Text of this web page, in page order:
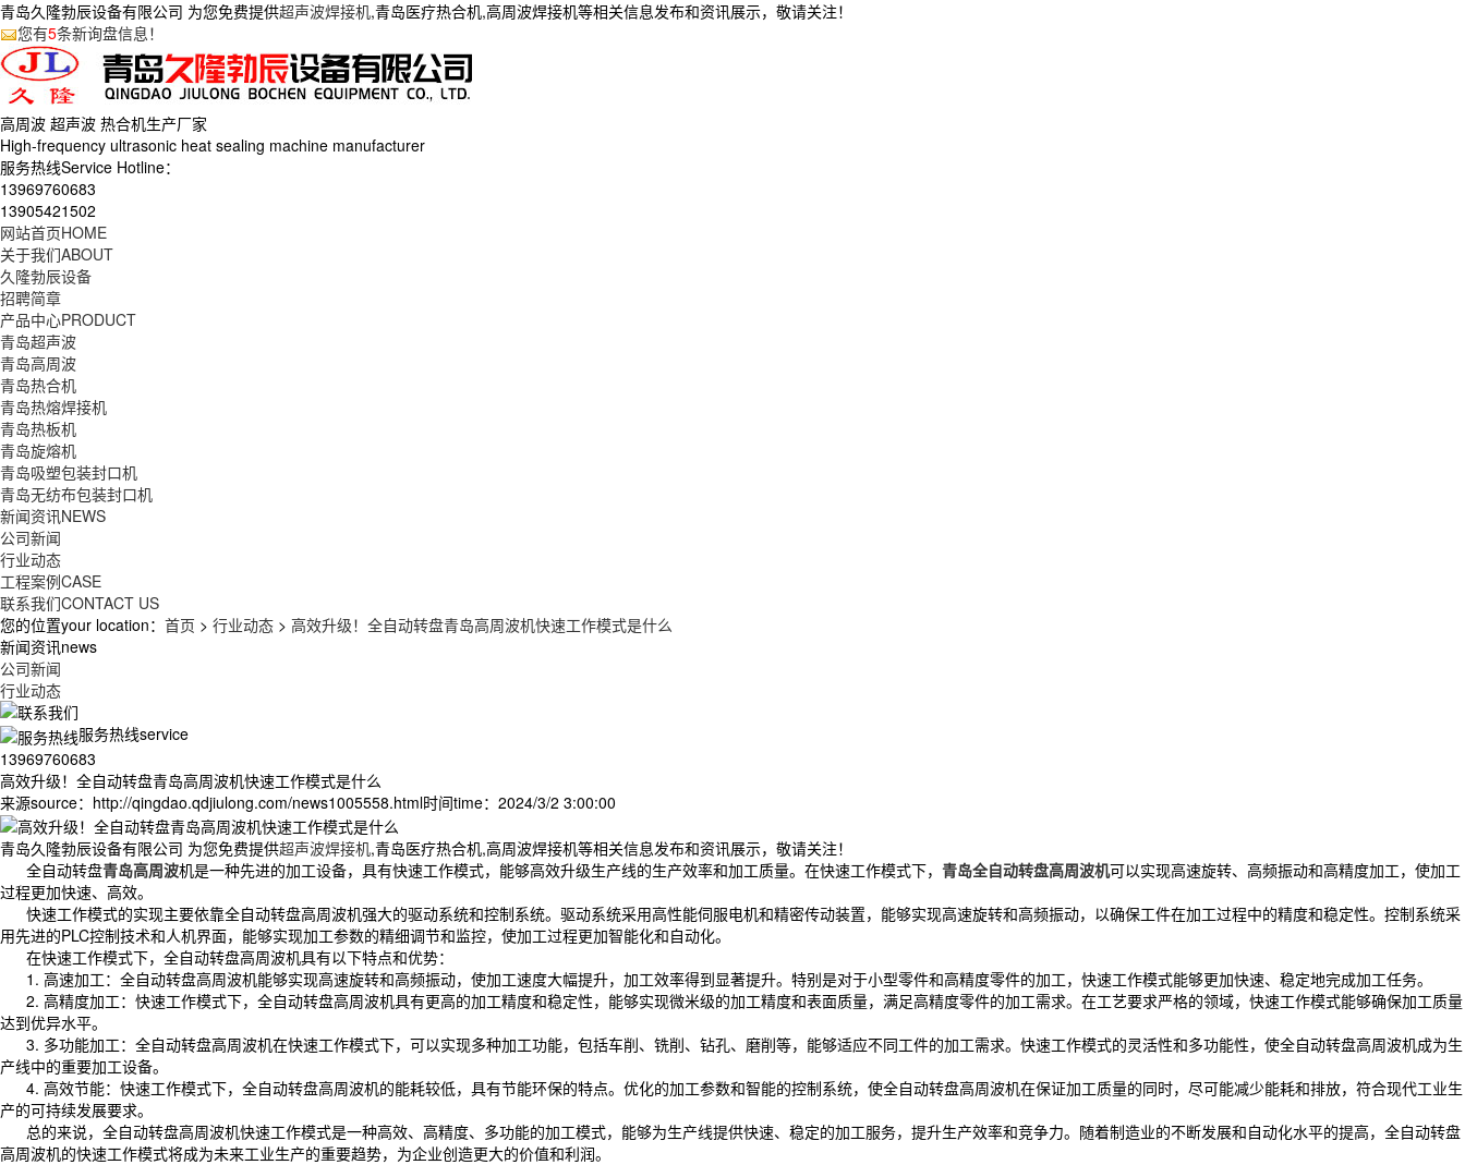
青岛久隆勃辰设备有限公司 为您免费提供超声波焊接机,青岛医疗热合机,高周波焊接机等相关信息发布和资讯展示，敬请关注！
您有5条新询盘信息！
高周波 超声波 热合机生产厂家
High-frequency ultrasonic heat sealing machine manufacturer
服务热线Service Hotline：
13969760683
13905421502
网站首页HOME
关于我们ABOUT
久隆勃辰设备
招聘简章
产品中心PRODUCT
青岛超声波
青岛高周波
青岛热合机
青岛热熔焊接机
青岛热板机
青岛旋熔机
青岛吸塑包装封口机
青岛无纺布包装封口机
新闻资讯NEWS
公司新闻
行业动态
工程案例CASE
联系我们CONTACT US
您的位置your location： 首页 > 行业动态 > 高效升级！全自动转盘青岛高周波机快速工作模式是什么
新闻资讯news
公司新闻
行业动态
服务热线service
13969760683
高效升级！全自动转盘青岛高周波机快速工作模式是什么
来源source：http://qingdao.qdjiulong.com/news1005558.html时间time：2024/3/2 3:00:00
青岛久隆勃辰设备有限公司 为您免费提供超声波焊接机,青岛医疗热合机,高周波焊接机等相关信息发布和资讯展示，敬请关注！
全自动转盘青岛高周波机是一种先进的加工设备，具有快速工作模式，能够高效升级生产线的生产效率和加工质量。在快速工作模式下， 青岛全自动转盘高周波机可以实现高速旋转、高频振动和高精度加工，使加工
过程更加快速、高效。
快速工作模式的实现主要依靠全自动转盘高周波机强大的驱动系统和控制系统。驱动系统采用高性能伺服电机和精密传动装置，能够实现高速旋转和高频振动，以确保工件在加工过程中的精度和稳定性。控制系统采
用先进的PLC控制技术和人机界面，能够实现加工参数的精细调节和监控，使加工过程更加智能化和自动化。
在快速工作模式下，全自动转盘高周波机具有以下特点和优势：
1. 高速加工：全自动转盘高周波机能够实现高速旋转和高频振动，使加工速度大幅提升，加工效率得到显著提升。特别是对于小型零件和高精度零件的加工，快速工作模式能够更加快速、稳定地完成加工任务。
2. 高精度加工：快速工作模式下，全自动转盘高周波机具有更高的加工精度和稳定性，能够实现微米级的加工精度和表面质量，满足高精度零件的加工需求。在工艺要求严格的领域，快速工作模式能够确保加工质量
达到优异水平。
3. 多功能加工：全自动转盘高周波机在快速工作模式下，可以实现多种加工功能，包括车削、铣削、钻孔、磨削等，能够适应不同工件的加工需求。快速工作模式的灵活性和多功能性，使全自动转盘高周波机成为生
产线中的重要加工设备。
4. 高效节能：快速工作模式下，全自动转盘高周波机的能耗较低，具有节能环保的特点。优化的加工参数和智能的控制系统，使全自动转盘高周波机在保证加工质量的同时，尽可能减少能耗和排放，符合现代工业生
产的可持续发展要求。
总的来说，全自动转盘高周波机快速工作模式是一种高效、高精度、多功能的加工模式，能够为生产线提供快速、稳定的加工服务，提升生产效率和竞争力。随着制造业的不断发展和自动化水平的提高，全自动转盘
高周波机的快速工作模式将成为未来工业生产的重要趋势，为企业创造更大的价值和利润。